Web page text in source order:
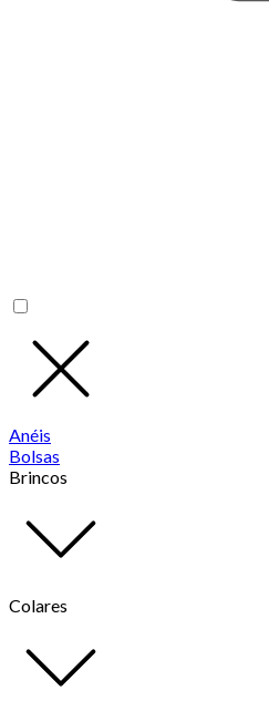
Anéis
Bolsas
Brincos
Colares